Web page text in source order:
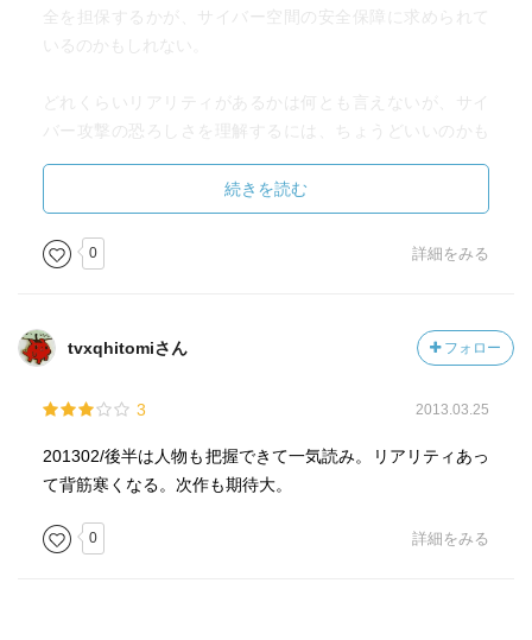
全を担保するかが、サイバー空間の安全保障に求められて
いるのかもしれない。
どれくらいリアリティがあるかは何とも言えないが、サイ
バー攻撃の恐ろしさを理解するには、ちょうどいいのかも
続きを読む
0 詳細をみる
tvxqhitomiさん フォロー
3 2013.03.25
201302/後半は人物も把握できて一気読み。リアリティあっ
て背筋寒くなる。次作も期待大。
0 詳細をみる